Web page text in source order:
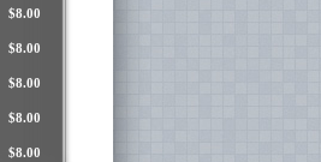
$8.00
$8.00
$8.00
$8.00
$8.00